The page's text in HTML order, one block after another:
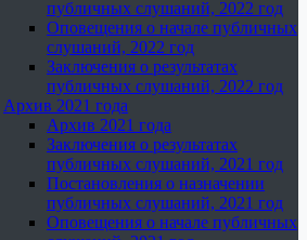
публичных слушаний, 2022 год
Оповещения о начале публичных
слушаний, 2022 год
Заключения о результатах
публичных слушаний, 2022 год
Архив 2021 года
Архив 2021 года
Заключения о результатах
публичных слушаний, 2021 год
Постановления о назначении
публичных слушаний, 2021 год
Оповещения о начале публичных